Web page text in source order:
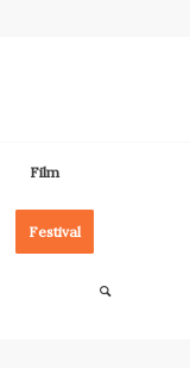
Film
Festival